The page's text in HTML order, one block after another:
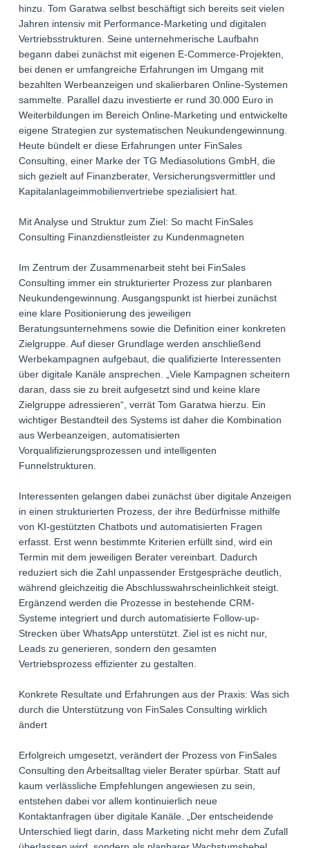
hinzu. Tom Garatwa selbst beschäftigt sich bereits seit vielen
Jahren intensiv mit Performance-Marketing und digitalen
Vertriebsstrukturen. Seine unternehmerische Laufbahn
begann dabei zunächst mit eigenen E-Commerce-Projekten,
bei denen er umfangreiche Erfahrungen im Umgang mit
bezahlten Werbeanzeigen und skalierbaren Online-Systemen
sammelte. Parallel dazu investierte er rund 30.000 Euro in
Weiterbildungen im Bereich Online-Marketing und entwickelte
eigene Strategien zur systematischen Neukundengewinnung.
Heute bündelt er diese Erfahrungen unter FinSales
Consulting, einer Marke der TG Mediasolutions GmbH, die
sich gezielt auf Finanzberater, Versicherungsvermittler und
Kapitalanlageimmobilienvertriebe spezialisiert hat.
Mit Analyse und Struktur zum Ziel: So macht FinSales
Consulting Finanzdienstleister zu Kundenmagneten
Im Zentrum der Zusammenarbeit steht bei FinSales
Consulting immer ein strukturierter Prozess zur planbaren
Neukundengewinnung. Ausgangspunkt ist hierbei zunächst
eine klare Positionierung des jeweiligen
Beratungsunternehmens sowie die Definition einer konkreten
Zielgruppe. Auf dieser Grundlage werden anschließend
Werbekampagnen aufgebaut, die qualifizierte Interessenten
über digitale Kanäle ansprechen. „Viele Kampagnen scheitern
daran, dass sie zu breit aufgesetzt sind und keine klare
Zielgruppe adressieren“, verrät Tom Garatwa hierzu. Ein
wichtiger Bestandteil des Systems ist daher die Kombination
aus Werbeanzeigen, automatisierten
Vorqualifizierungsprozessen und intelligenten
Funnelstrukturen.
Interessenten gelangen dabei zunächst über digitale Anzeigen
in einen strukturierten Prozess, der ihre Bedürfnisse mithilfe
von KI-gestützten Chatbots und automatisierten Fragen
erfasst. Erst wenn bestimmte Kriterien erfüllt sind, wird ein
Termin mit dem jeweiligen Berater vereinbart. Dadurch
reduziert sich die Zahl unpassender Erstgespräche deutlich,
während gleichzeitig die Abschlusswahrscheinlichkeit steigt.
Ergänzend werden die Prozesse in bestehende CRM-
Systeme integriert und durch automatisierte Follow-up-
Strecken über WhatsApp unterstützt. Ziel ist es nicht nur,
Leads zu generieren, sondern den gesamten
Vertriebsprozess effizienter zu gestalten.
Konkrete Resultate und Erfahrungen aus der Praxis: Was sich
durch die Unterstützung von FinSales Consulting wirklich
ändert
Erfolgreich umgesetzt, verändert der Prozess von FinSales
Consulting den Arbeitsalltag vieler Berater spürbar. Statt auf
kaum verlässliche Empfehlungen angewiesen zu sein,
entstehen dabei vor allem kontinuierlich neue
Kontaktanfragen über digitale Kanäle. „Der entscheidende
Unterschied liegt darin, dass Marketing nicht mehr dem Zufall